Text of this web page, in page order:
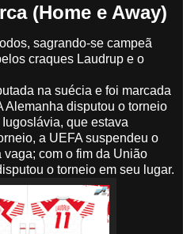
(Home e Away)
sagrando-se campeã
craques Laudrup e o
na suécia e foi marcada
Alemanha disputou o torneio
que estava
a UEFA suspendeu o
com o fim da União
o torneio em seu lugar.